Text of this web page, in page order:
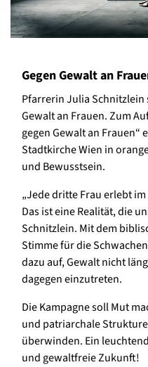
Gegen Gewalt an
Pfarrerin Julia Schnitzlein
Gewalt an Frauen. Zum
gegen Gewalt an
Stadtkirche Wien in
und Bewusstsein.
„Jede dritte Frau erlebt
Das ist eine Realität, die
Schnitzlein. Mit dem
Stimme für die
dazu auf, Gewalt nicht
dagegen einzutreten.
Die Kampagne soll Mut
und patriarchale
überwinden. Ein
und gewaltfreie Zukunft!